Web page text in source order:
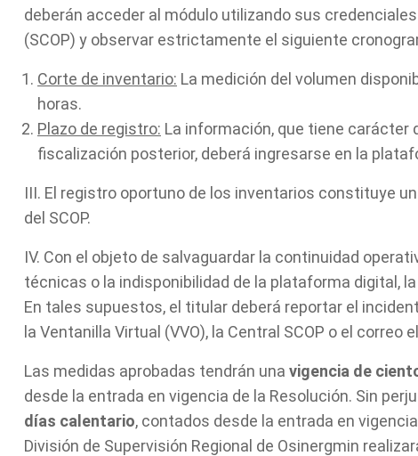
deberán acceder al módulo utilizando sus
(SCOP) y observar estrictamente el siguiente
Corte de inventario: La medición del volumen
horas.
Plazo de registro: La información, que tiene carácter
fiscalización posterior, deberá ingresarse en la
III. El registro oportuno de los inventarios constituye
del SCOP.
IV. Con el objeto de salvaguardar la continuidad
técnicas o la indisponibilidad de la plataforma digital,
En tales supuestos, el titular deberá reportar el
la Ventanilla Virtual (VVO), la Central SCOP o el
Las medidas aprobadas tendrán una vigencia de
desde la entrada en vigencia de la Resolución. Sin
días calentario, contados desde la entrada en
División de Supervisión Regional de Osinergmin